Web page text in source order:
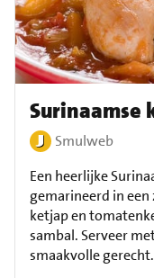
Surinaamse
Smulweb
Een heerlijke
gemarineerd in
ketjap en
sambal. Serveer
smaakvolle gerecht.